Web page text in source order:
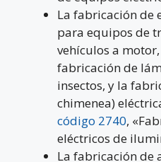
La fabricación de
para equipos de
vehículos a
fabricación de
insectos, y la
chimenea)
código 2740,
eléctricos de
La fabricación de